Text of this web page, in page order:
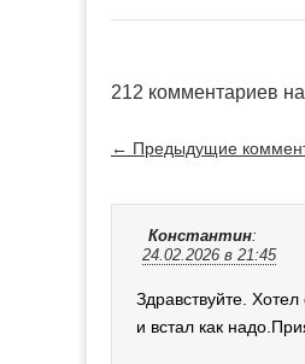
212 комментариев
← Предыдущие
Константин:
24.02.2026 в 21:45
Здравствуйте.
и встал как